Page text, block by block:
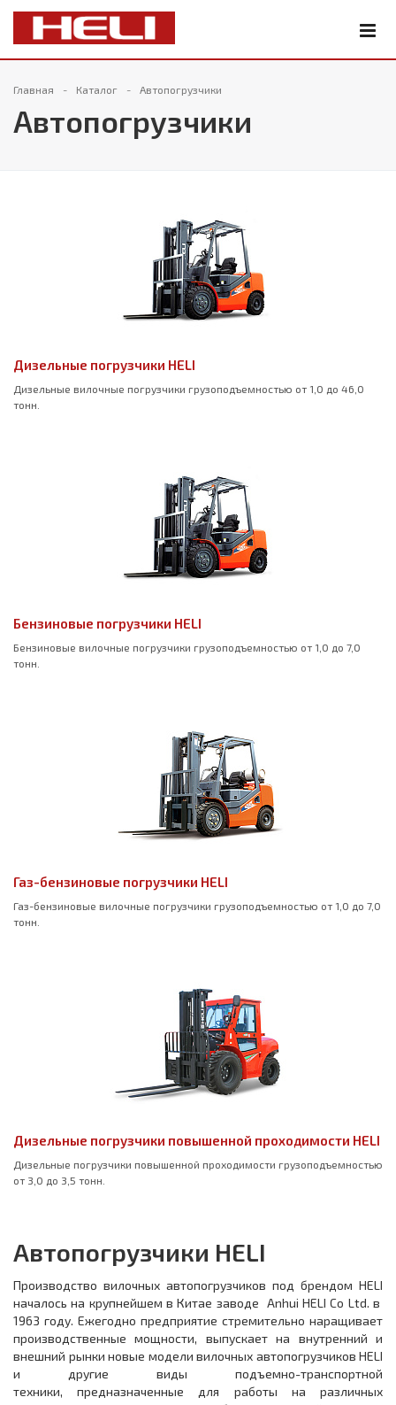
Главная Каталог Автопогрузчики
Автопогрузчики
Дизельные погрузчики HELI
Дизельные вилочные погрузчики грузоподъемностью от 1,0 до 46,0
тонн.
Бензиновые погрузчики HELI
Бензиновые вилочные погрузчики грузоподъемностью от 1,0 до 7,0
тонн.
Газ-бензиновые погрузчики HELI
Газ-бензиновые вилочные погрузчики грузоподъемностью от 1,0 до 7,0
тонн.
Дизельные погрузчики повышенной проходимости HELI
Дизельные погрузчики повышенной проходимости грузоподъемностью
от 3,0 до 3,5 тонн.
Автопогрузчики HELI
Производство вилочных автопогрузчиков под брендом HELI
началось на крупнейшем в Китае заводе Anhui HELI Co Ltd. в
1963 году. Ежегодно предприятие стремительно наращивает
производственные мощности, выпускает на внутренний и
внешний рынки новые модели вилочных автопогрузчиков HELI
и другие виды подъемно-транспортной
техники, предназначенные для работы на различных